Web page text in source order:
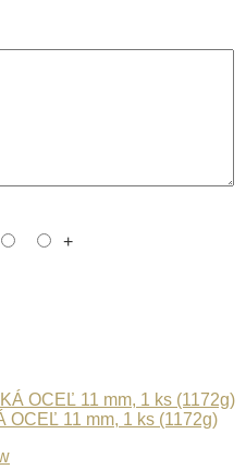
+
OCEĽ 11 mm, 1 ks (1172g)